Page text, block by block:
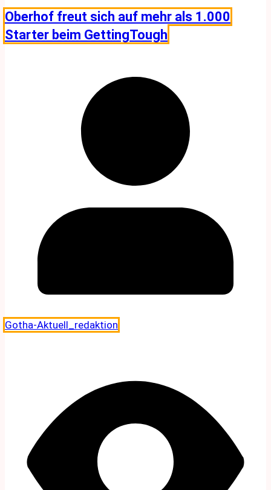
Oberhof freut sich auf mehr als 1.000
Starter beim GettingTough
Gotha-Aktuell_redaktion